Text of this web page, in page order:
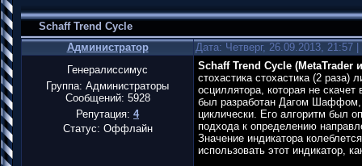
Schaff Trend Cycle
Администратор
Дата: Четверг, 26.09.2013,
Генералиссимус
Группа: Администраторы
Сообщений: 5928
Репутация: 4
Статус: Оффлайн
Schaff Trend Cycle (MetaTrader
стохастика стохастика (2 раза)
осциллятора, которая не
был разработан Дагом Шаффом,
циклически. Его алгоритм был
подхода к определению
Значение индикатора
использовать этот индикатор,